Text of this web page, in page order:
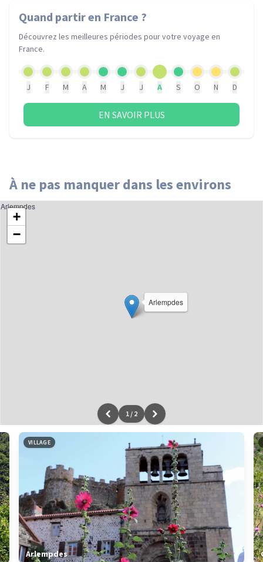
Quand partiren France ?
Découvrez les meilleures périodes pour votre voyage en
France.
J F M A M J J A S O N D
EN SAVOIR PLUS
À ne pas manquer dans les environs
Arlempdes
+
−
Leaflet|données ©OpenStreetMap/ODbL - renduOSM France
Arlempdes
1 / 2
VILLAGE
Arlempdes